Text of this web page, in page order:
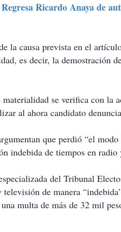
Regresa Ricardo Anaya de
la causa prevista en el
es decir, la demostración
se verifica con la
al ahora candidato
que perdió “el
indebida de tiempos en
del Tribunal
de manera
multa de más de 32 mil